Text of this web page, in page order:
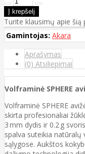
Turite klausimų apie šią
Gamintojas: Akara
Aprašymas
(0) Atsiliepimai
Volframinė SPHERE
Volframinė SPHERE
skirta profesionaliai
3 mm dydis ir 0.2 g
spalva suteikia natūralų
sąlygose. Aukštos